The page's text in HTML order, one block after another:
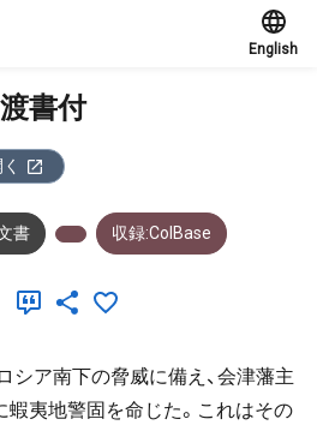
English
書付
書 収録:ColBase
シア南下の脅威に備え、会津藩主
夷地警固を命じた。これはその